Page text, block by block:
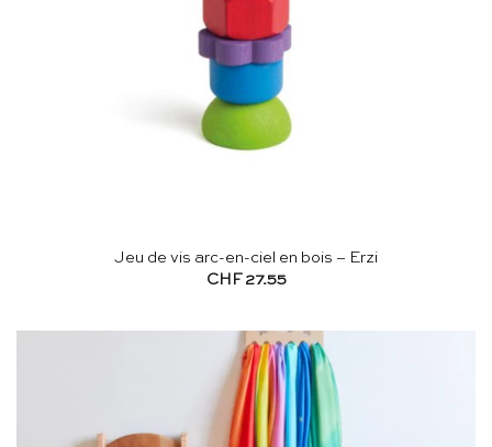
Jeu de vis arc-en-ciel en bois – Erzi
CHF27.55